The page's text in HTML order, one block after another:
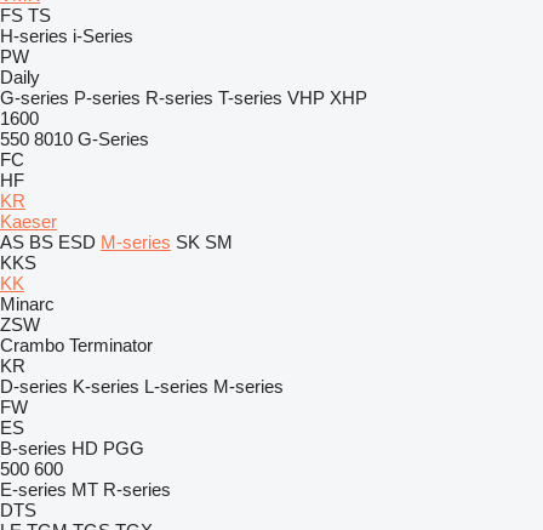
FS TS
H-series i-Series
PW
Daily
G-series P-series R-series T-series VHP XHP
1600
550 8010 G-Series
FC
HF
KR
Kaeser
AS BS ESD M-series SK SM
KKS
KK
Minarc
ZSW
Crambo Terminator
KR
D-series K-series L-series M-series
FW
ES
B-series HD PGG
500 600
E-series MT R-series
DTS